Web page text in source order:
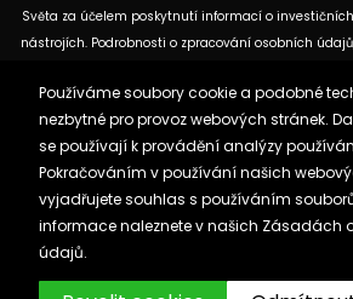
Světa za účelem poskytnutí informací o
nástrojích. Podrobnosti o zpracování osobních
dostupných na těchto internetových stránkách. U
být uvedeny informace o použitých zdrojích, datu
ke kterému se vztahují uvedené
Zásady ochrany osobních údajů a
Reklama
Burzovnisvet.cz © 2026
Používáme soubory cookie a podobné
nezbytné pro provoz webových stránek.
se používají k provádění analýzy
Pokračováním v používání našich
vyjadřujete souhlas s používáním
informace naleznete v našich Zásadách
údajů.